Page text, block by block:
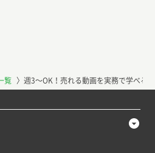
覧 〉 週3〜OK！売れる動画を実務で学べる